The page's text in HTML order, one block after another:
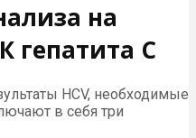
на
гепатита С
HCV, необходимые
в себя три